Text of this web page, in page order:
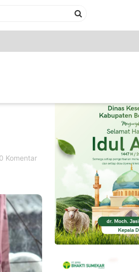
0 Komentar